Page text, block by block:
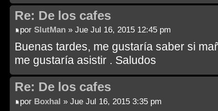
Re: De los cafes
por SlutMan » Jue Jul 16, 2015 12:45 pm
Buenas tardes, me gustaría saber si
me gustaría asistir . Saludos
Re: De los cafes
por Boxhal » Jue Jul 16, 2015 3:35 pm